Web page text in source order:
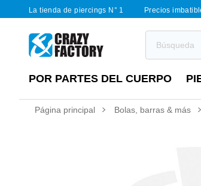
La tienda de piercings N° 1 Precios
POR PARTES DEL CUERPO
Página principal Bolas, barras & más